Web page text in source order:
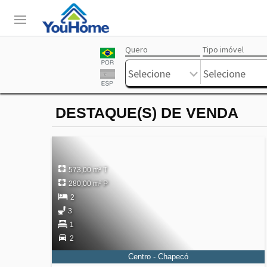
Livre
Quero Tipo imóvel
Selecione Selecione
DESTAQUE(S) DE VENDA
573,00 m² T
280,00 m² P
2
3
1
2
Centro - Chapecó